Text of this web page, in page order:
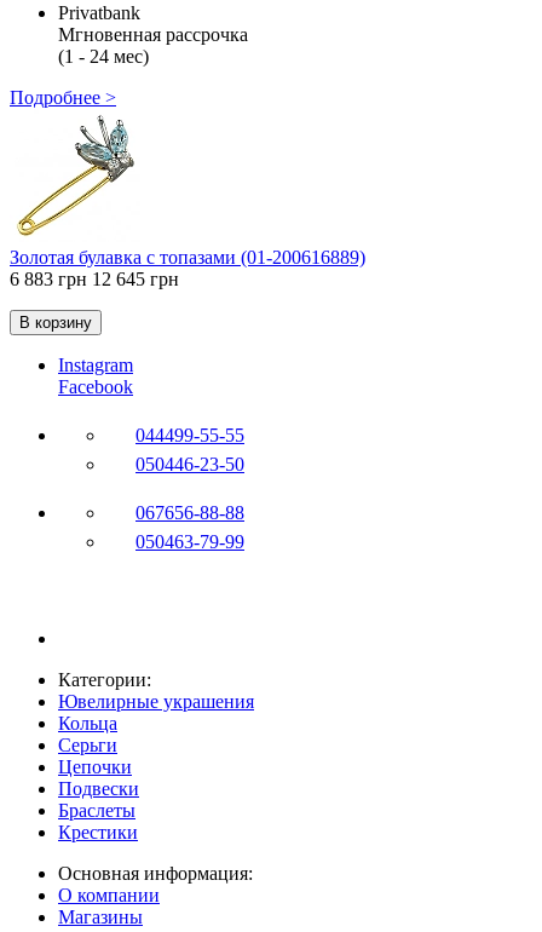
Privatbank
Мгновенная рассрочка
(1 - 24 мес)
Подробнее >
Золотая булавка с топазами (01-200616889)
6 883 грн 12 645 грн
В корзину
Instagram
Facebook
044499-55-55
050446-23-50
067656-88-88
050463-79-99
Категории:
Ювелирные украшения
Кольца
Серьги
Цепочки
Подвески
Браслеты
Крестики
Основная информация:
О компании
Магазины